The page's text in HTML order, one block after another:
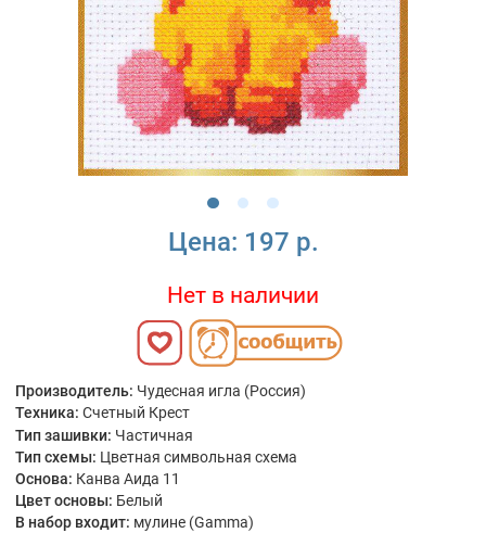
Цена: 197 р.
Нет в наличии
Производитель: Чудесная игла (Россия)
Техника: Счетный Крест
Тип зашивки: Частичная
Тип схемы: Цветная символьная схема
Основа: Канва Аида 11
Цвет основы: Белый
В набор входит: мулине (Gamma)